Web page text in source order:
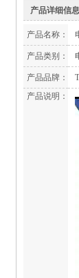
产品详细信息
产品名称：
产品类别：
产品品牌：
产品说明：